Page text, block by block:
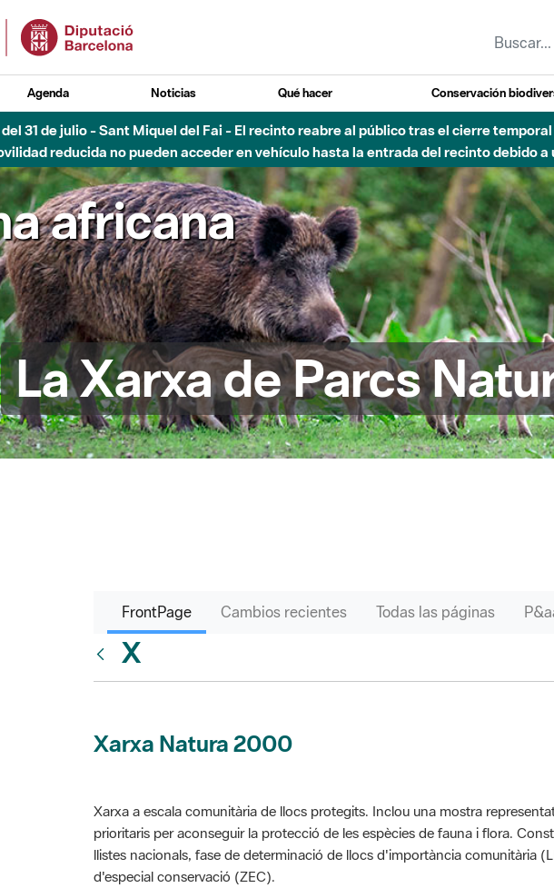
Agenda Noticias Qué hacer Conservación
31 de julio - Sant Miquel del Fai - El recinto reabre al público tras el cierre
reducida no pueden acceder en vehículo hasta la entrada del recinto debido
africana
La Xarxa de Parcs
FrontPage Cambios recientes Todas las páginas
X
Xarxa Natura 2000
Xarxa a escala comunitària de llocs protegits. Inclou una mostra
prioritaris per aconseguir la protecció de les espècies de fauna i flora.
llistes nacionals, fase de determinació de llocs d'importància comunitària
d'especial conservació (ZEC).